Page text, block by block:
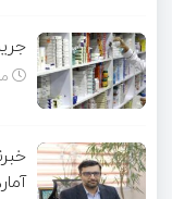
جریمه ۶۰ میلیارد